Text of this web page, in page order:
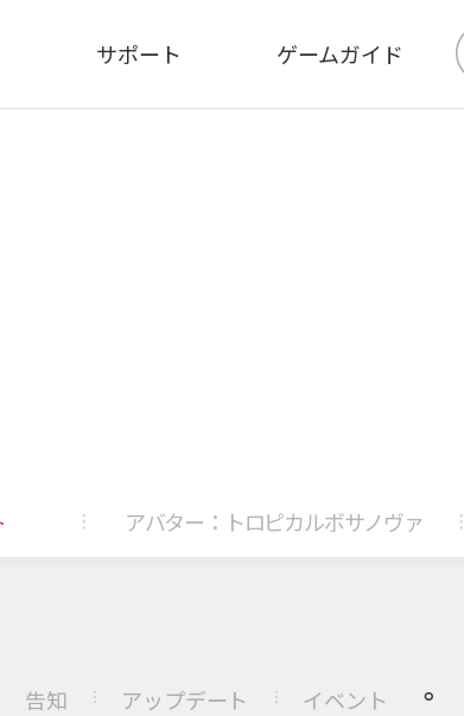
サポート
FAQ
ゲームガイド
ゲーム特徴
ト アバター：トロピカルボサノヴァ
告知 アップデート イベント